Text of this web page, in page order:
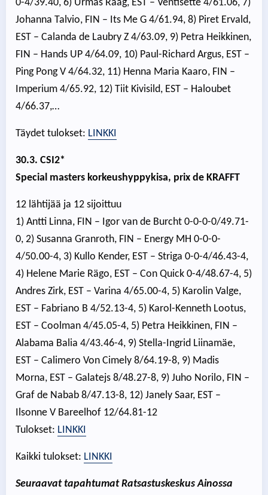
0-4/39.40, 6) Urmas Raag, EST – Ventisette 4/61.06, 7)
Johanna Talvio, FIN – Its Me G 4/61.94, 8) Piret Ervald,
EST – Calanda de Laubry Z 4/63.09, 9) Petra Heikkinen,
FIN – Hands UP 4/64.09, 10) Paul-Richard Argus, EST –
Ping Pong V 4/64.32, 11) Henna Maria Kaaro, FIN –
Imperium 4/65.92, 12) Tiit Kivisild, EST – Haloubet
4/66.37,…
Täydet tulokset: LINKKI
30.3. CSI2*
Special masters korkeushyppykisa, prix de KRAFFT
12 lähtijää ja 12 sijoittuu
1) Antti Linna, FIN – Igor van de Burcht 0-0-0-0/49.71-
0, 2) Susanna Granroth, FIN – Energy MH 0-0-0-
4/50.00-4, 3) Kullo Kender, EST – Striga 0-0-4/46.43-4,
4) Helene Marie Rägo, EST – Con Quick 0-4/48.67-4, 5)
Andres Zirk, EST – Varina 4/65.00-4, 5) Karolin Valge,
EST – Fabriano B 4/52.13-4, 5) Karol-Kenneth Lootus,
EST – Coolman 4/45.05-4, 5) Petra Heikkinen, FIN –
Alabama Balia 4/43.46-4, 9) Stella-Ingrid Liinamäe,
EST – Calimero Von Cimely 8/64.19-8, 9) Madis
Morna, EST – Galatejs 8/48.27-8, 9) Juho Norilo, FIN –
Graf de Nabab 8/47.13-8, 12) Janely Saar, EST –
Ilsonne V Bareelhof 12/64.81-12
Tulokset: LINKKI
Kaikki tulokset: LINKKI
Seuraavat tapahtumat Ratsastuskeskus Ainossa